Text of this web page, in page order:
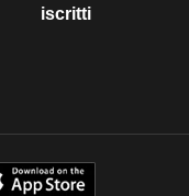
iscritti